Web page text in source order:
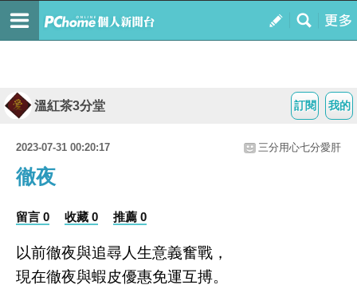
我的
訂閱
溫紅茶3分堂
2023-07-31 00:20:17 三分用心七分愛肝
徹夜
留言 0 收藏 0 推薦 0
以前徹夜與追尋人生意義奮戰，
現在徹夜與蝦皮優惠免運互搏。